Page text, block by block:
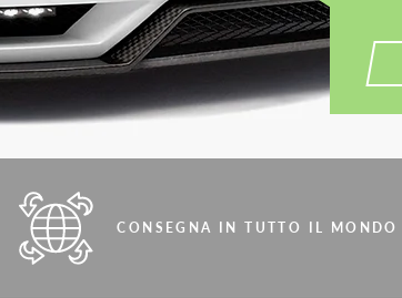
CONSEGNA IN TUTTO IL MONDO